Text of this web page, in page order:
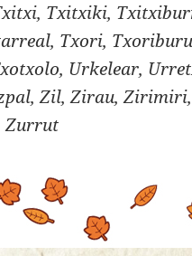
Txitxiki,
Txori,
Urkelear,
Zil, Zirau,
Zurrut